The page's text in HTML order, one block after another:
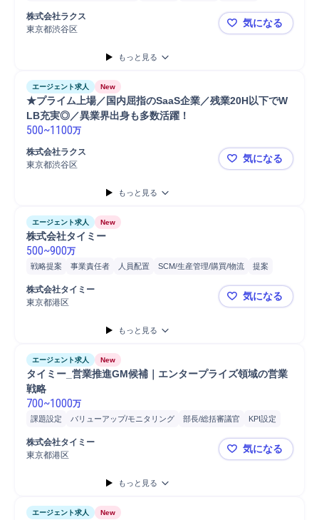
Web/ITサービス
マーケティング
営業
開発
株式会社ラクス
東京都渋谷区
ラクス_イ
気になる
もっと見る
エージェント求人 New
★プライム上場／国内屈指のSaaS企業／残業20H以下でW
500~1100万
株式会社ラクス
東京都渋谷区
★プライム
気になる
もっと見る
エージェント求人 New
株式会社タイミー
500~900万
戦略提案 事業責任者 人員配置 SCM/生産管理/購買/物流
提案
物流
コンサルティング業務
マネージャー
店舗
自動車/輸送機器
株式会社タイミー
東京都港区
株式会社タ
気になる
もっと見る
エージェント求人 New
タイミー_営業推進GM候補｜エンタープライズ領域の営業
戦略
700~1000万
課題設定 バリューアップ/モニタリング 部長/総括審議官
KPI設定
戦略提案
プロジェクトマネジメント
運用設計 営業
部長
業務設計 SaaS 分析
株式会社タイミー
東京都港区
タイミー_
気になる
もっと見る
エージェント求人 New